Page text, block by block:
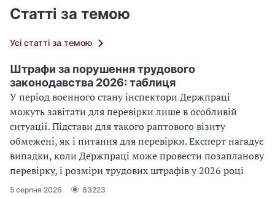
Статті за темою
Усі статті за темою
Штрафи за порушення трудового
законодавства 2026: таблиця
У період воєнного стану інспектори Держпраці
можуть завітати для перевірки лише в особливій
ситуації. Підстави для такого раптового візиту
обмежені, як і питання для перевірки. Експерт нагадує
випадки, коли Держпраці може провести позапланову
перевірку, і розміри трудових штрафів у 2026 році
5 серпня 2026 83223